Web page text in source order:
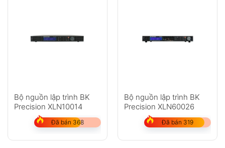
Bộ nguồn lập trình BK
Precision XLN10014
Đã bán 368
Bộ nguồn lập trình BK
Precision XLN60026
Đã bán 319